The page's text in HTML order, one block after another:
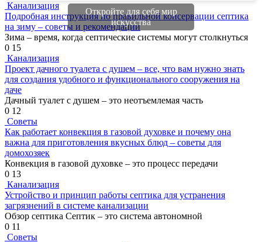
Откройте для себя мир
искусства
Канализация
Подробная инструкция по правильной консервации септика
на зиму – советы и рекомендации
Зима – время, когда септические системы могут столкнуться
0 15
Канализация
Проект дачного туалета с душем – все, что вам нужно знать
для создания удобного и функционального сооружения на
даче
Дачный туалет с душем – это неотъемлемая часть
0 12
Советы
Как работает конвекция в газовой духовке и почему она
важна для приготовления вкусных блюд – советы для
домохозяек
Конвекция в газовой духовке – это процесс передачи
0 13
Канализация
Устройство и принцип работы септика для устранения
загрязнений в системе канализации
Обзор септика Септик – это система автономной
0 11
Советы